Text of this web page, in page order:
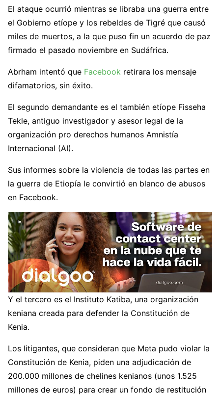
El ataque ocurrió mientras se libraba una guerra entre
el Gobierno etíope y los rebeldes de Tigré que causó
miles de muertos, a la que puso fin un acuerdo de paz
firmado el pasado noviembre en Sudáfrica.
Abrham intentó que Facebook retirara los mensaje
difamatorios, sin éxito.
El segundo demandante es el también etíope Fisseha
Tekle, antiguo investigador y asesor legal de la
organización pro derechos humanos Amnistía
Internacional (AI).
Sus informes sobre la violencia de todas las partes en
la guerra de Etiopía le convirtió en blanco de abusos
en Facebook.
Y el tercero es el Instituto Katiba, una organización
keniana creada para defender la Constitución de
Kenia.
Los litigantes, que consideran que Meta pudo violar la
Constitución de Kenia, piden una adjudicación de
200.000 millones de chelines kenianos (unos 1.525
millones de euros) para crear un fondo de restitución